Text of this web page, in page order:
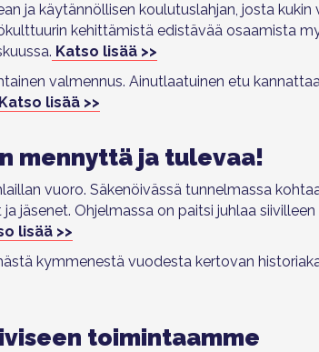
ja käytännöllisen koulutuslahjan, josta kukin
kehittämistä edistävää osaamista
Katso lisää >>
valmennus. Ainutlaatuinen etu
Katso lisää >>
mennyttä ja tulevaa!
vuoro. Säkenöivässä tunnelmassa
jäsenet. Ohjelmassa on paitsi juhlaa
lisää >>
kymmenestä vuodesta kertovan
toimintaamme